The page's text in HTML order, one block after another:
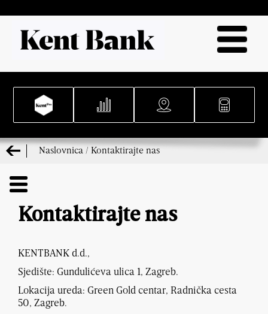
Naslovnica / Kontaktirajte nas
Kontaktirajte nas
KENTBANK d.d.,
Sjedište: Gundulićeva ulica 1, Zagreb.
Lokacija ureda: Green Gold centar, Radnička cesta
50, Zagreb.